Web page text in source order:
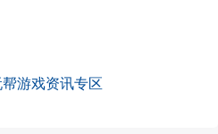
游戏资讯专区